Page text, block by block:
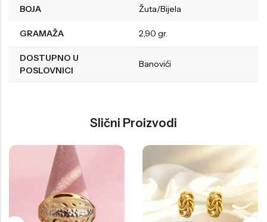
BOJA Žuta/Bijela
GRAMAŽA 2,90 gr.
DOSTUPNO U
POSLOVNICI
Banovići
Slični Proizvodi